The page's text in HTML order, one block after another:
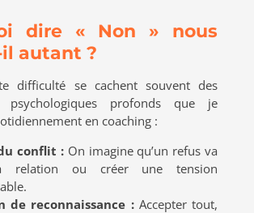
dire « Non » nous
autant ?
difficulté se cachent souvent des
psychologiques profonds que je
en coaching :
conflit :On imagine qu’un refus va
relation ou créer une tension
de reconnaissance :Accepter tout,